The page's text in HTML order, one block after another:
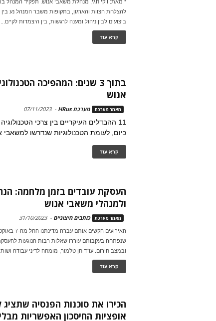
* מאת: ויקי חגי, מנהלת משאבי אנוש. תפקיד המנהל
להצלחת הצוות והארגון, בתקופות משבר המנהל נע בין
ביצועים לבין ניהול ומענה לרגשות, בין היצמדות לקיים...
קרא עוד
בתוך 3 שנים: המהפיכה
אנוש
מאמר מערכת מערכת HRus -
07/11/2023
11 ההבדלים העיקריים בין צרכי
כיום, לעומת הטכנולוגיות שנדרשו למשאבי
קרא עוד
העסקת עובדים בזמן מלחמה:
ולמנהלי משאבי אנוש
מאמר מערכת כותבים חיצוניים -
31/10/2023
האירועים
שנפתחה בעקבותם עוררו שאלות רבות הנוגעות
ובמצב חירום. עו"ד חן טלמור, מומחה לדיני עבודה
קרא עוד
הכירו את סוכנות הפנסיה
אופציות החיסכון האפשריות